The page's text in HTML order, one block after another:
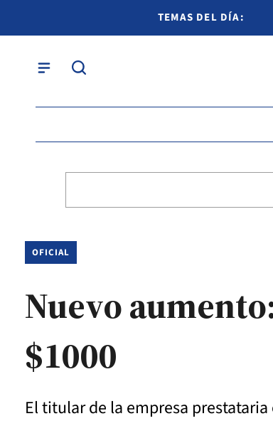
TEMAS DEL DÍA:
OFICIAL
Nuevo
$1000
El titular de la empresa